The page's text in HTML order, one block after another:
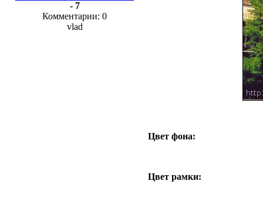
- 7
Комментарии: 0
vlad
Цвет фона:
Цвет рамки: